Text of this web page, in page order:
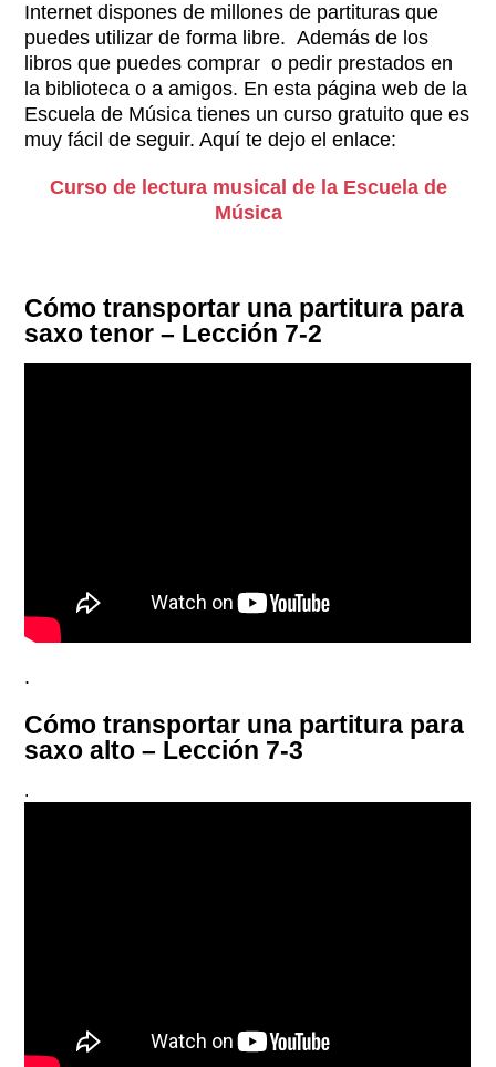
Internet dispones de millones de partituras que
puedes utilizar de forma libre. Además de los
libros que puedes comprar o pedir prestados en
la biblioteca o a amigos. En esta página web de la
Escuela de Música tienes un curso gratuito que es
muy fácil de seguir. Aquí te dejo el enlace:
Curso de lectura musical de la Escuela de
Música
Cómo transportar una partitura para
saxo tenor – Lección 7-2
.
Cómo transportar una partitura para
saxo alto – Lección 7-3
.